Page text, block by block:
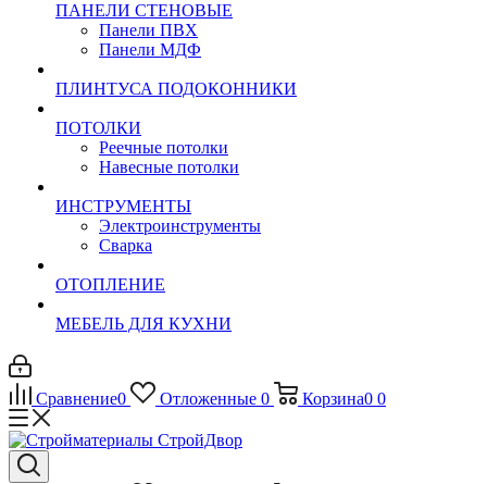
ПАНЕЛИ СТЕНОВЫЕ
Панели ПВХ
Панели МДФ
ПЛИНТУСА ПОДОКОННИКИ
ПОТОЛКИ
Реечные потолки
Навесные потолки
ИНСТРУМЕНТЫ
Электроинструменты
Сварка
ОТОПЛЕНИЕ
МЕБЕЛЬ ДЛЯ КУХНИ
Сравнение0 Отложенные 0 Корзина0 0